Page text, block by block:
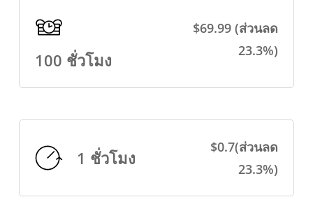
100 ชั่วโมง
$69.99 (ส่วนลด
23.3%)
1 ชั่วโมง
$0.7(ส่วนลด
23.3%)